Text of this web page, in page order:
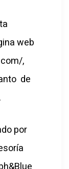
web
,
de
por